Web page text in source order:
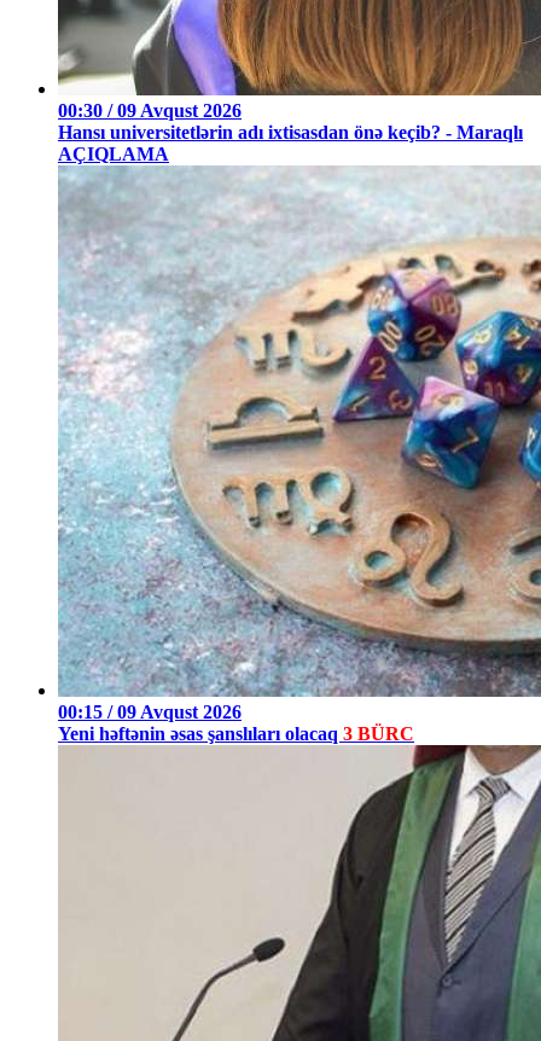
00:30 / 09 Avqust 2026
Hansı universitetlərin adı ixtisasdan önə keçib? - Maraqlı
AÇIQLAMA
00:15 / 09 Avqust 2026
Yeni həftənin əsas şanslıları olacaq 3 BÜRC